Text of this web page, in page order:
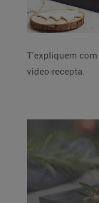
T'expliquem
video-recepta.